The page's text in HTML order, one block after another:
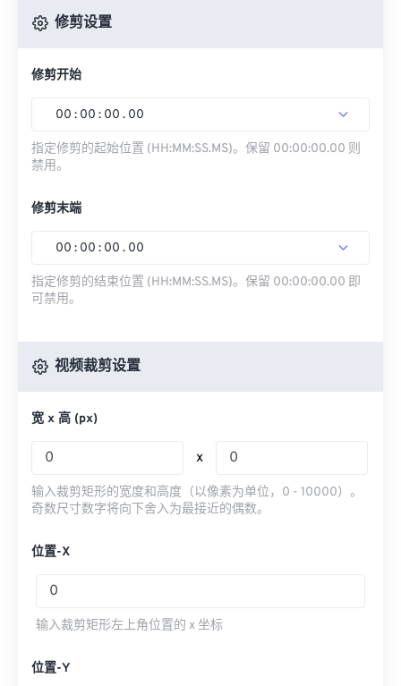
修剪设置
修剪开始
00 : 00 : 00 . 00
指定修剪的起始位置 (HH:MM:SS.MS)。保留 00:00:00.00 则
禁用。
修剪末端
00 : 00 : 00 . 00
指定修剪的结束位置 (HH:MM:SS.MS)。保留 00:00:00.00 即
可禁用。
视频裁剪设置
宽 x 高 (px)
x
输入裁剪矩形的宽度和高度（以像素为单位，0 - 10000）。
奇数尺寸数字将向下舍入为最接近的偶数。
位置-X
输入裁剪矩形左上角位置的 x 坐标
位置-Y